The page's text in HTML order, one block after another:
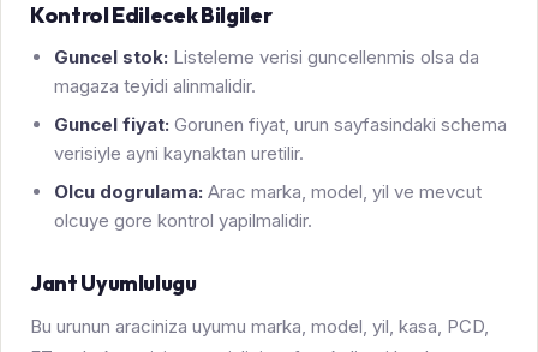
Kontrol Edilecek Bilgiler
Guncel stok: Listeleme verisi guncellenmis olsa da
magaza teyidi alinmalidir.
Guncel fiyat: Gorunen fiyat, urun sayfasindaki schema
verisiyle ayni kaynaktan uretilir.
Olcu dogrulama: Arac marka, model, yil ve mevcut
olcuye gore kontrol yapilmalidir.
Jant Uyumlulugu
Bu urunun araciniza uyumu marka, model, yil, kasa, PCD,